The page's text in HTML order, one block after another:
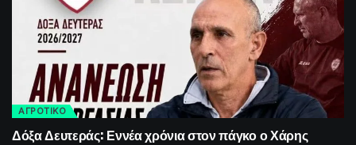
ΑΓΡΟΤΙΚΟ
Δόξα Δευτεράς: Εννέα χρόνια στον πάγκο ο Χάρης